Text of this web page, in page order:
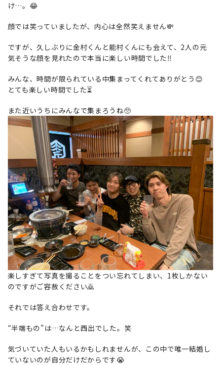
け…。😂
顔では笑っていましたが、内心は全然笑えません💸
ですが、久しぶりに金村くんと能村くんにも会えて、2人の元
気そうな顔を見れたので本当に楽しい時間でした‼️
みんな、時間が限られている中集まってくれてありがとう😊
とても楽しい時間でした⏳
また近いうちにみんなで集まろうね🥺
楽しすぎて写真を撮ることをつい忘れてしまい、1枚しかない
のですがご容赦ください🙇
それでは答え合わせです。
“半端もの”は…なんと西出でした。笑
気づいていた人もいるかもしれませんが、この中で唯一結婚し
ていないのが自分だけだからです😭